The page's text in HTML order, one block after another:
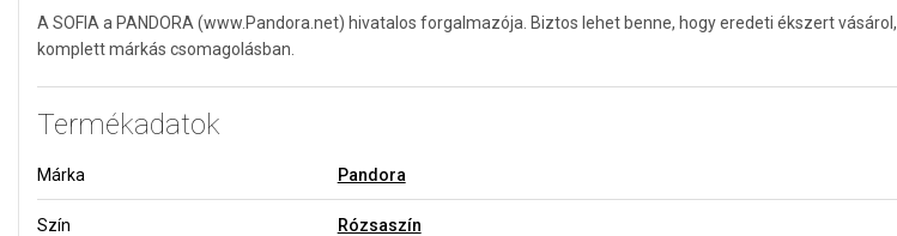
A SOFIA a PANDORA (www.Pandora.net) hivatalos forgalmazója. Biztos lehet benne, hogy eredeti ékszert vásárol,
komplett márkás csomagolásban.
Termékadatok
Márka Pandora
Szín Rózsaszín